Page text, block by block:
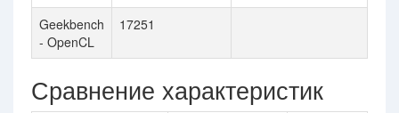
Geekbench
- OpenCL
17251
Сравнение характеристик